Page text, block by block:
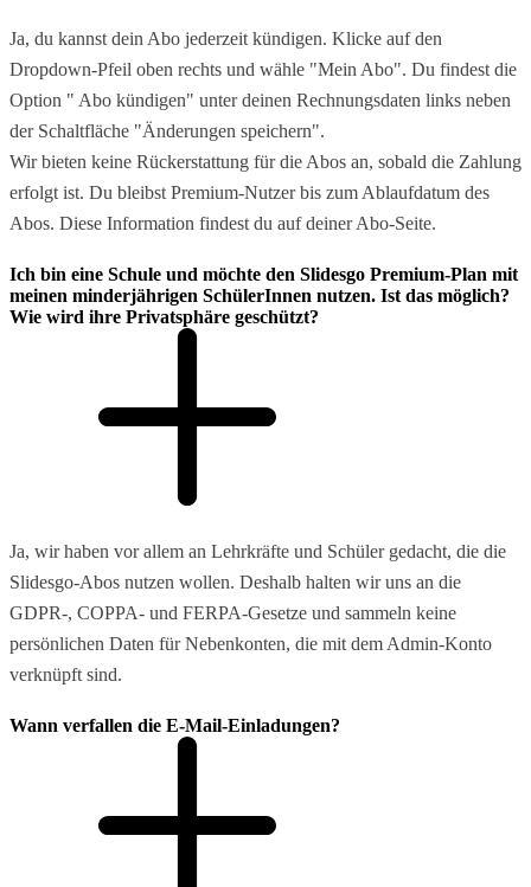
Ja, du kannst dein Abo jederzeit kündigen. Klicke auf den
Dropdown-Pfeil oben rechts und wähle "Mein Abo". Du findest die
Option " Abo kündigen" unter deinen Rechnungsdaten links neben
der Schaltfläche "Änderungen speichern".
Wir bieten keine Rückerstattung für die Abos an, sobald die Zahlung
erfolgt ist. Du bleibst Premium-Nutzer bis zum Ablaufdatum des
Abos. Diese Information findest du auf deiner Abo-Seite.
Ich bin eine Schule und möchte den Slidesgo Premium-Plan mit
meinen minderjährigen SchülerInnen nutzen. Ist das möglich?
Wie wird ihre Privatsphäre geschützt?
Ja, wir haben vor allem an Lehrkräfte und Schüler gedacht, die die
Slidesgo-Abos nutzen wollen. Deshalb halten wir uns an die
GDPR-, COPPA- und FERPA-Gesetze und sammeln keine
persönlichen Daten für Nebenkonten, die mit dem Admin-Konto
verknüpft sind.
Wann verfallen die E-Mail-Einladungen?